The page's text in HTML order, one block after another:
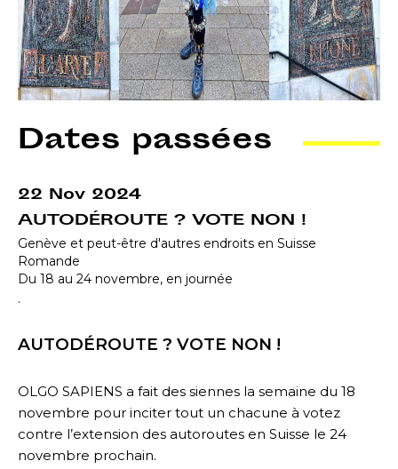
Dates passées
22 Nov 2024
AUTODÉROUTE ? VOTE NON !
Genève et peut-être d'autres endroits en Suisse
Romande
Du 18 au 24 novembre, en journée
.
AUTODÉROUTE ? VOTE NON !
OLGO SAPIENS a fait des siennes la semaine du 18
novembre pour inciter tout un chacune à votez
contre l’extension des autoroutes en Suisse le 24
novembre prochain.